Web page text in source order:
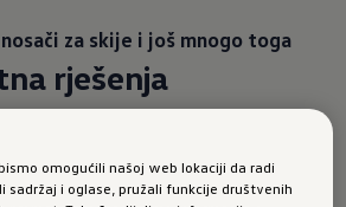
za skije i još mnogo toga
rješenja
omogućili našoj web lokaciji da radi
sadržaj i oglase, pružali funkcije društvenih